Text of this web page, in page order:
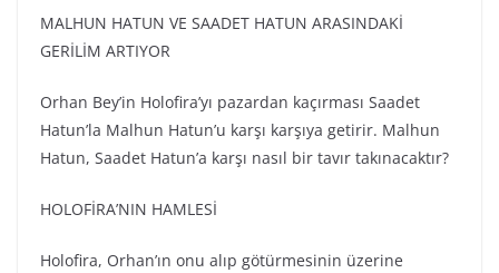
MALHUN HATUN VE SAADET HATUN ARASINDAKİ
GERİLİM ARTIYOR
Orhan Bey’in Holofira’yı pazardan kaçırması Saadet
Hatun’la Malhun Hatun’u karşı karşıya getirir. Malhun
Hatun, Saadet Hatun’a karşı nasıl bir tavır takınacaktır?
HOLOFİRA’NIN HAMLESİ
Holofira, Orhan’ın onu alıp götürmesinin üzerine